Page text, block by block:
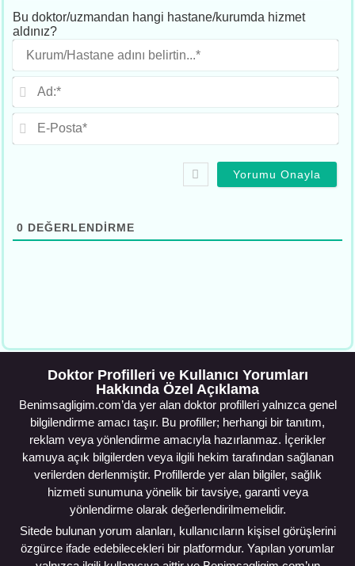
Bu doktor/uzmandan hangi hastane/kurumda hizmet
aldınız?
E-
0 DEĞERLENDIRME
Doktor Profilleri ve Kullanıcı Yorumları
Hakkında Özel Açıklama
Benimsagligim.com’da yer alan doktor profilleri yalnızca genel
bilgilendirme amacı taşır. Bu profiller; herhangi bir tanıtım,
reklam veya yönlendirme amacıyla hazırlanmaz. İçerikler
kamuya açık bilgilerden veya ilgili hekim tarafından sağlanan
verilerden derlenmiştir. Profillerde yer alan bilgiler, sağlık
hizmeti sunumuna yönelik bir tavsiye, garanti veya
yönlendirme olarak değerlendirilmemelidir.
Sitede bulunan yorum alanları, kullanıcıların kişisel görüşlerini
özgürce ifade edebilecekleri bir platformdur. Yapılan yorumlar